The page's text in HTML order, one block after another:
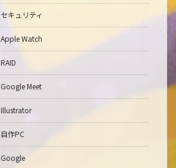
セキュリティ
Apple Watch
RAID
Google Meet
Illustrator
自作PC
Google